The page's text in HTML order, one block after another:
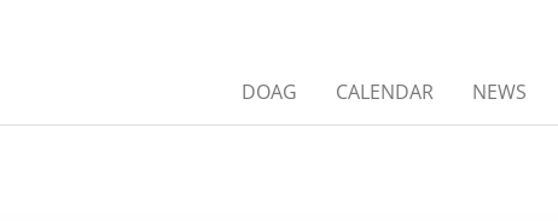
DOAG CALENDAR NEWS